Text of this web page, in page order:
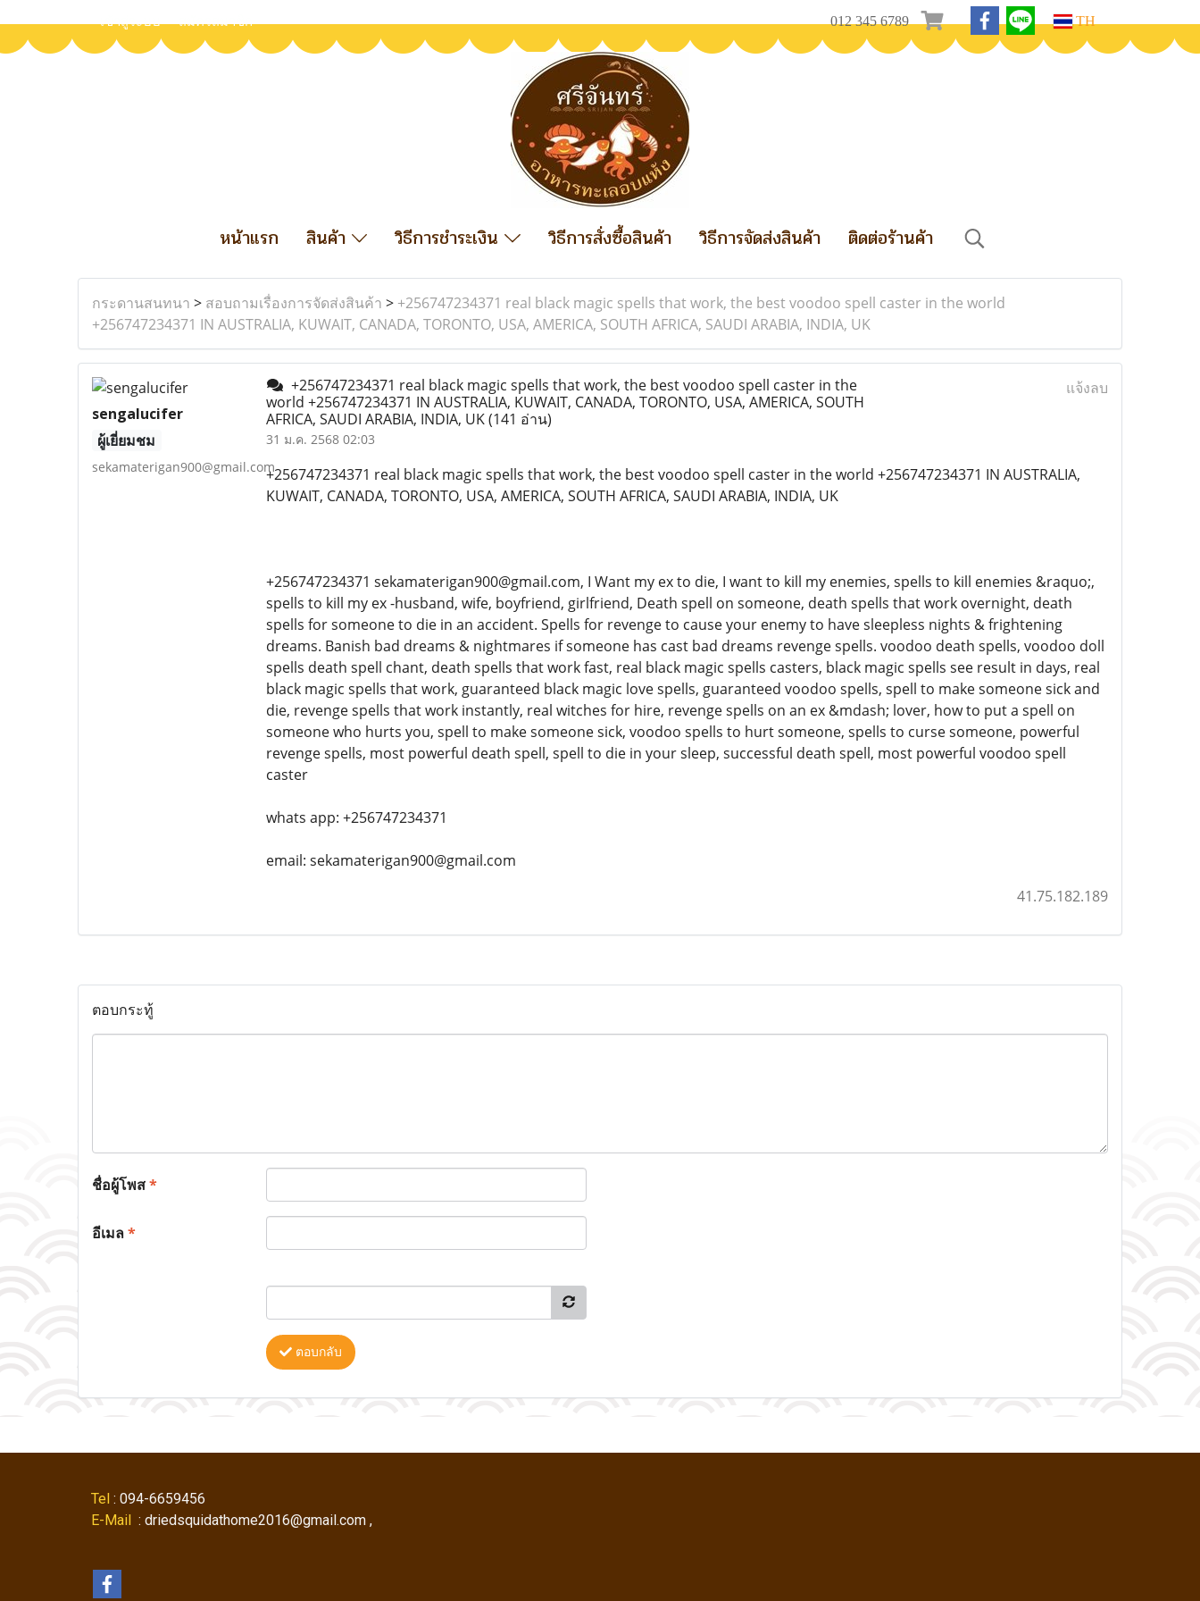
เข้าสู่ระบบ สมัครสมาชิก 012 345 6789 TH
หน้าแรก สินค้า วิธีการชำระเงิน วิธีการสั่งซื้อสินค้า วิธีการจัดส่งสินค้า ติดต่อร้านค้า
กระดานสนทนา > สอบถามเรื่องการจัดส่งสินค้า > +256747234371 real black magic spells that work, the best voodoo spell caster in the world
+256747234371 IN AUSTRALIA, KUWAIT, CANADA, TORONTO, USA, AMERICA, SOUTH AFRICA, SAUDI ARABIA, INDIA, UK
sengalucifer
ผู้เยี่ยมชม
sekamaterigan900@gmail.com
+256747234371 real black magic spells that work, the best voodoo spell caster in the
world +256747234371 IN AUSTRALIA, KUWAIT, CANADA, TORONTO, USA, AMERICA, SOUTH
AFRICA, SAUDI ARABIA, INDIA, UK(141 อ่าน)
31 ม.ค. 2568 02:03
แจ้งลบ
+256747234371 real black magic spells that work, the best voodoo spell caster in the world +256747234371 IN AUSTRALIA,
KUWAIT, CANADA, TORONTO, USA, AMERICA, SOUTH AFRICA, SAUDI ARABIA, INDIA, UK
+256747234371 sekamaterigan900@gmail.com, I Want my ex to die, I want to kill my enemies, spells to kill enemies &raquo;,
spells to kill my ex -husband, wife, boyfriend, girlfriend, Death spell on someone, death spells that work overnight, death
spells for someone to die in an accident. Spells for revenge to cause your enemy to have sleepless nights & frightening
dreams. Banish bad dreams & nightmares if someone has cast bad dreams revenge spells. voodoo death spells, voodoo doll
spells death spell chant, death spells that work fast, real black magic spells casters, black magic spells see result in days, real
black magic spells that work, guaranteed black magic love spells, guaranteed voodoo spells, spell to make someone sick and
die, revenge spells that work instantly, real witches for hire, revenge spells on an ex &mdash; lover, how to put a spell on
someone who hurts you, spell to make someone sick, voodoo spells to hurt someone, spells to curse someone, powerful
revenge spells, most powerful death spell, spell to die in your sleep, successful death spell, most powerful voodoo spell
caster
whats app: +256747234371
email: sekamaterigan900@gmail.com
41.75.182.189
ตอบกระทู้
ชื่อผู้โพส*
อีเมล*
ตอบกลับ
Tel : 094-6659456
E-Mail : driedsquidathome2016@gmail.com ,